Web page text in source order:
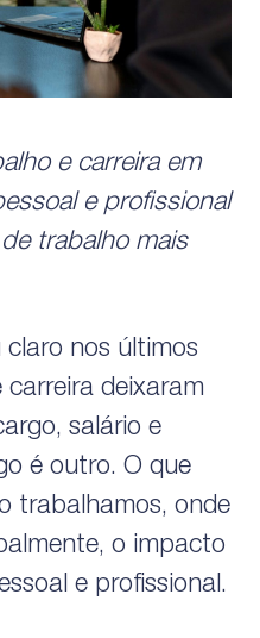
e carreira em
e profissional
trabalho mais
nos últimos
deixaram
salário e
é outro. O que
trabalhamos, onde
o impacto
e profissional.